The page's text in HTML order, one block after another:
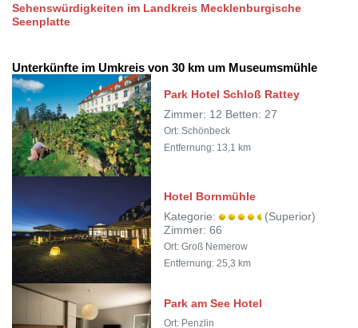
Sehenswürdigkeiten im Landkreis Mecklenburgische
Seenplatte
Unterkünfte im Umkreis von 30 km um Museumsmühle
Park Hotel Schloß Rattey
Zimmer: 12 Betten: 27
Ort: Schönbeck
Entfernung: 13,1 km
Hotel Bornmühle
Kategorie:
(Superior)
Zimmer: 66
Ort: Groß Nemerow
Entfernung: 25,3 km
Park am See Hotel
Ort: Penzlin